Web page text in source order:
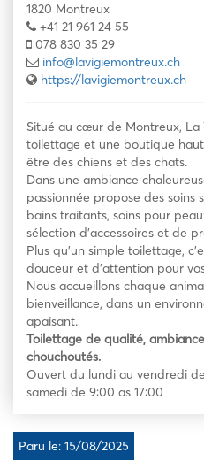
1820 Montreux
+41 21 961 24 55
078 830 35 29
info@lavigiemontreux.ch
https://lavigiemontreux.ch
Situé au cœur de Montreux, La
toilettage et une boutique
être des chiens et des chats.
Dans une ambiance
passionnée propose des soins
bains traitants, soins pour
sélection d’accessoires et de
Plus qu’un simple toilettage,
douceur et d’attention pour
Nous accueillons chaque
bienveillance, dans un
apaisant.
Toilettage de qualité,
chouchoutés.
Ouvert du lundi au vendredi
samedi de 9:00 as 17:00
Paru le: 15/08/2025